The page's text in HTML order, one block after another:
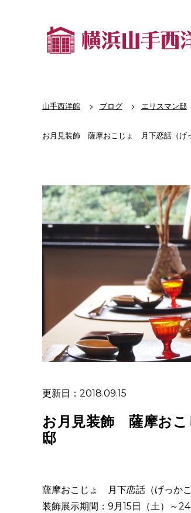
山手西洋館 ブログ エリスマン邸
お月見装飾 薩摩おこじょ 月下恋話（げ
更新日：2018.09.15
お月見装飾 薩摩お
邸
薩摩おこじょ 月下恋話（げっかこ
装飾展示期間：9月15日（土）～24